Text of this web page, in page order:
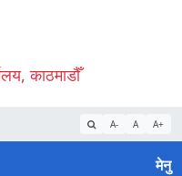
काठमाडौँ
A- A A+
मेनु